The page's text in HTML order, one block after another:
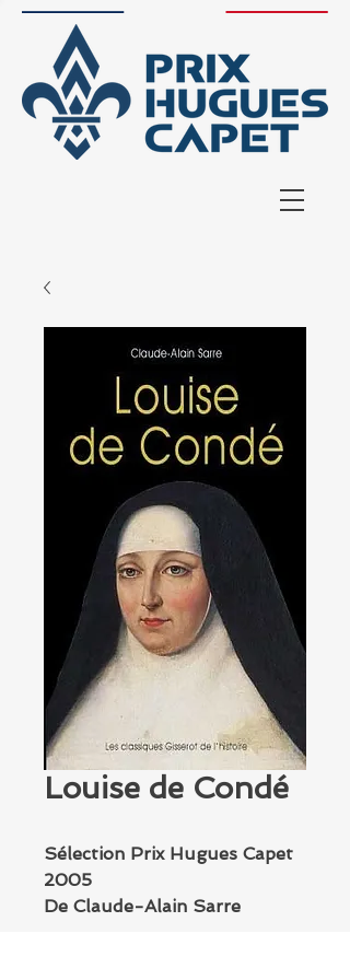
Louise de Condé
Sélection Prix Hugues Capet
2005
De Claude-Alain Sarre